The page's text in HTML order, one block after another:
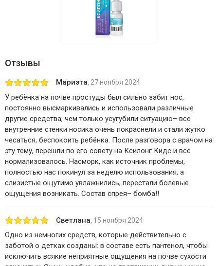
Отзывы
Мариэта, 27 ноября 2024
У ребёнка на почве простуды был сильно забит нос,
постоянно высмаркивались и использовали различные
другие средства, чем только усугубили ситуацию– все
внутренние стенки носика очень покраснели и стали жутко
чесаться, беспокоить ребёнка. После разговора с врачом на
эту тему, перешли по его совету на Ксилонг Кидс и всё
нормализовалось. Насморк, как источник проблемы,
полностью нас покинул за неделю использования, а
слизистые ощутимо увлажнились, перестали болевые
ощущения возникать. Состав спрея– бомба!!
Светлана 15 ноября 2024
Одно из немногих средств, которые действительно с
заботой о детках созданы: в составе есть пантенол, чтобы
исключить всякие неприятные ощущения на почве сухости